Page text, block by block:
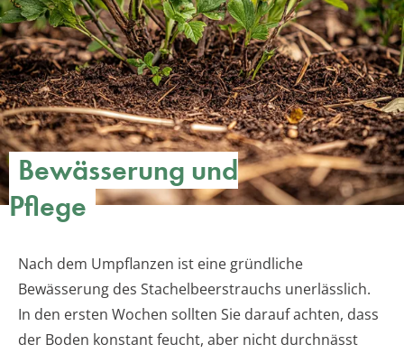
Bewässerung und
Pflege
Nach dem Umpflanzen ist eine gründliche
Bewässerung des Stachelbeerstrauchs unerlässlich.
In den ersten Wochen sollten Sie darauf achten, dass
der Boden konstant feucht, aber nicht durchnässt